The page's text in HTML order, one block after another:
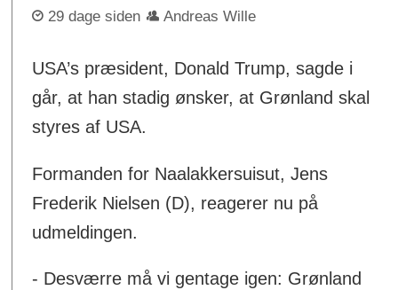
29 dage siden Andreas Wille
USA’s præsident, Donald Trump, sagde i
går, at han stadig ønsker, at Grønland skal
styres af USA.
Formanden for Naalakkersuisut, Jens
Frederik Nielsen (D), reagerer nu på
udmeldingen.
- Desværre må vi gentage igen: Grønland